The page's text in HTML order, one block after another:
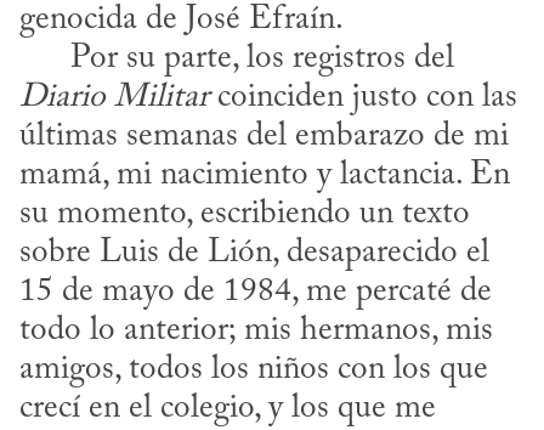
genocida de José Efraín.
Diario Militar coinciden justo con las
últimas semanas del embarazo de mi
mamá, mi nacimiento y lactancia. En
su momento, escribiendo un texto
sobre Luis de Lión, desaparecido el
15 de mayo de 1984, me percaté de
todo lo anterior; mis hermanos, mis
amigos, todos los niños con los que
crecí en el colegio, y los que me